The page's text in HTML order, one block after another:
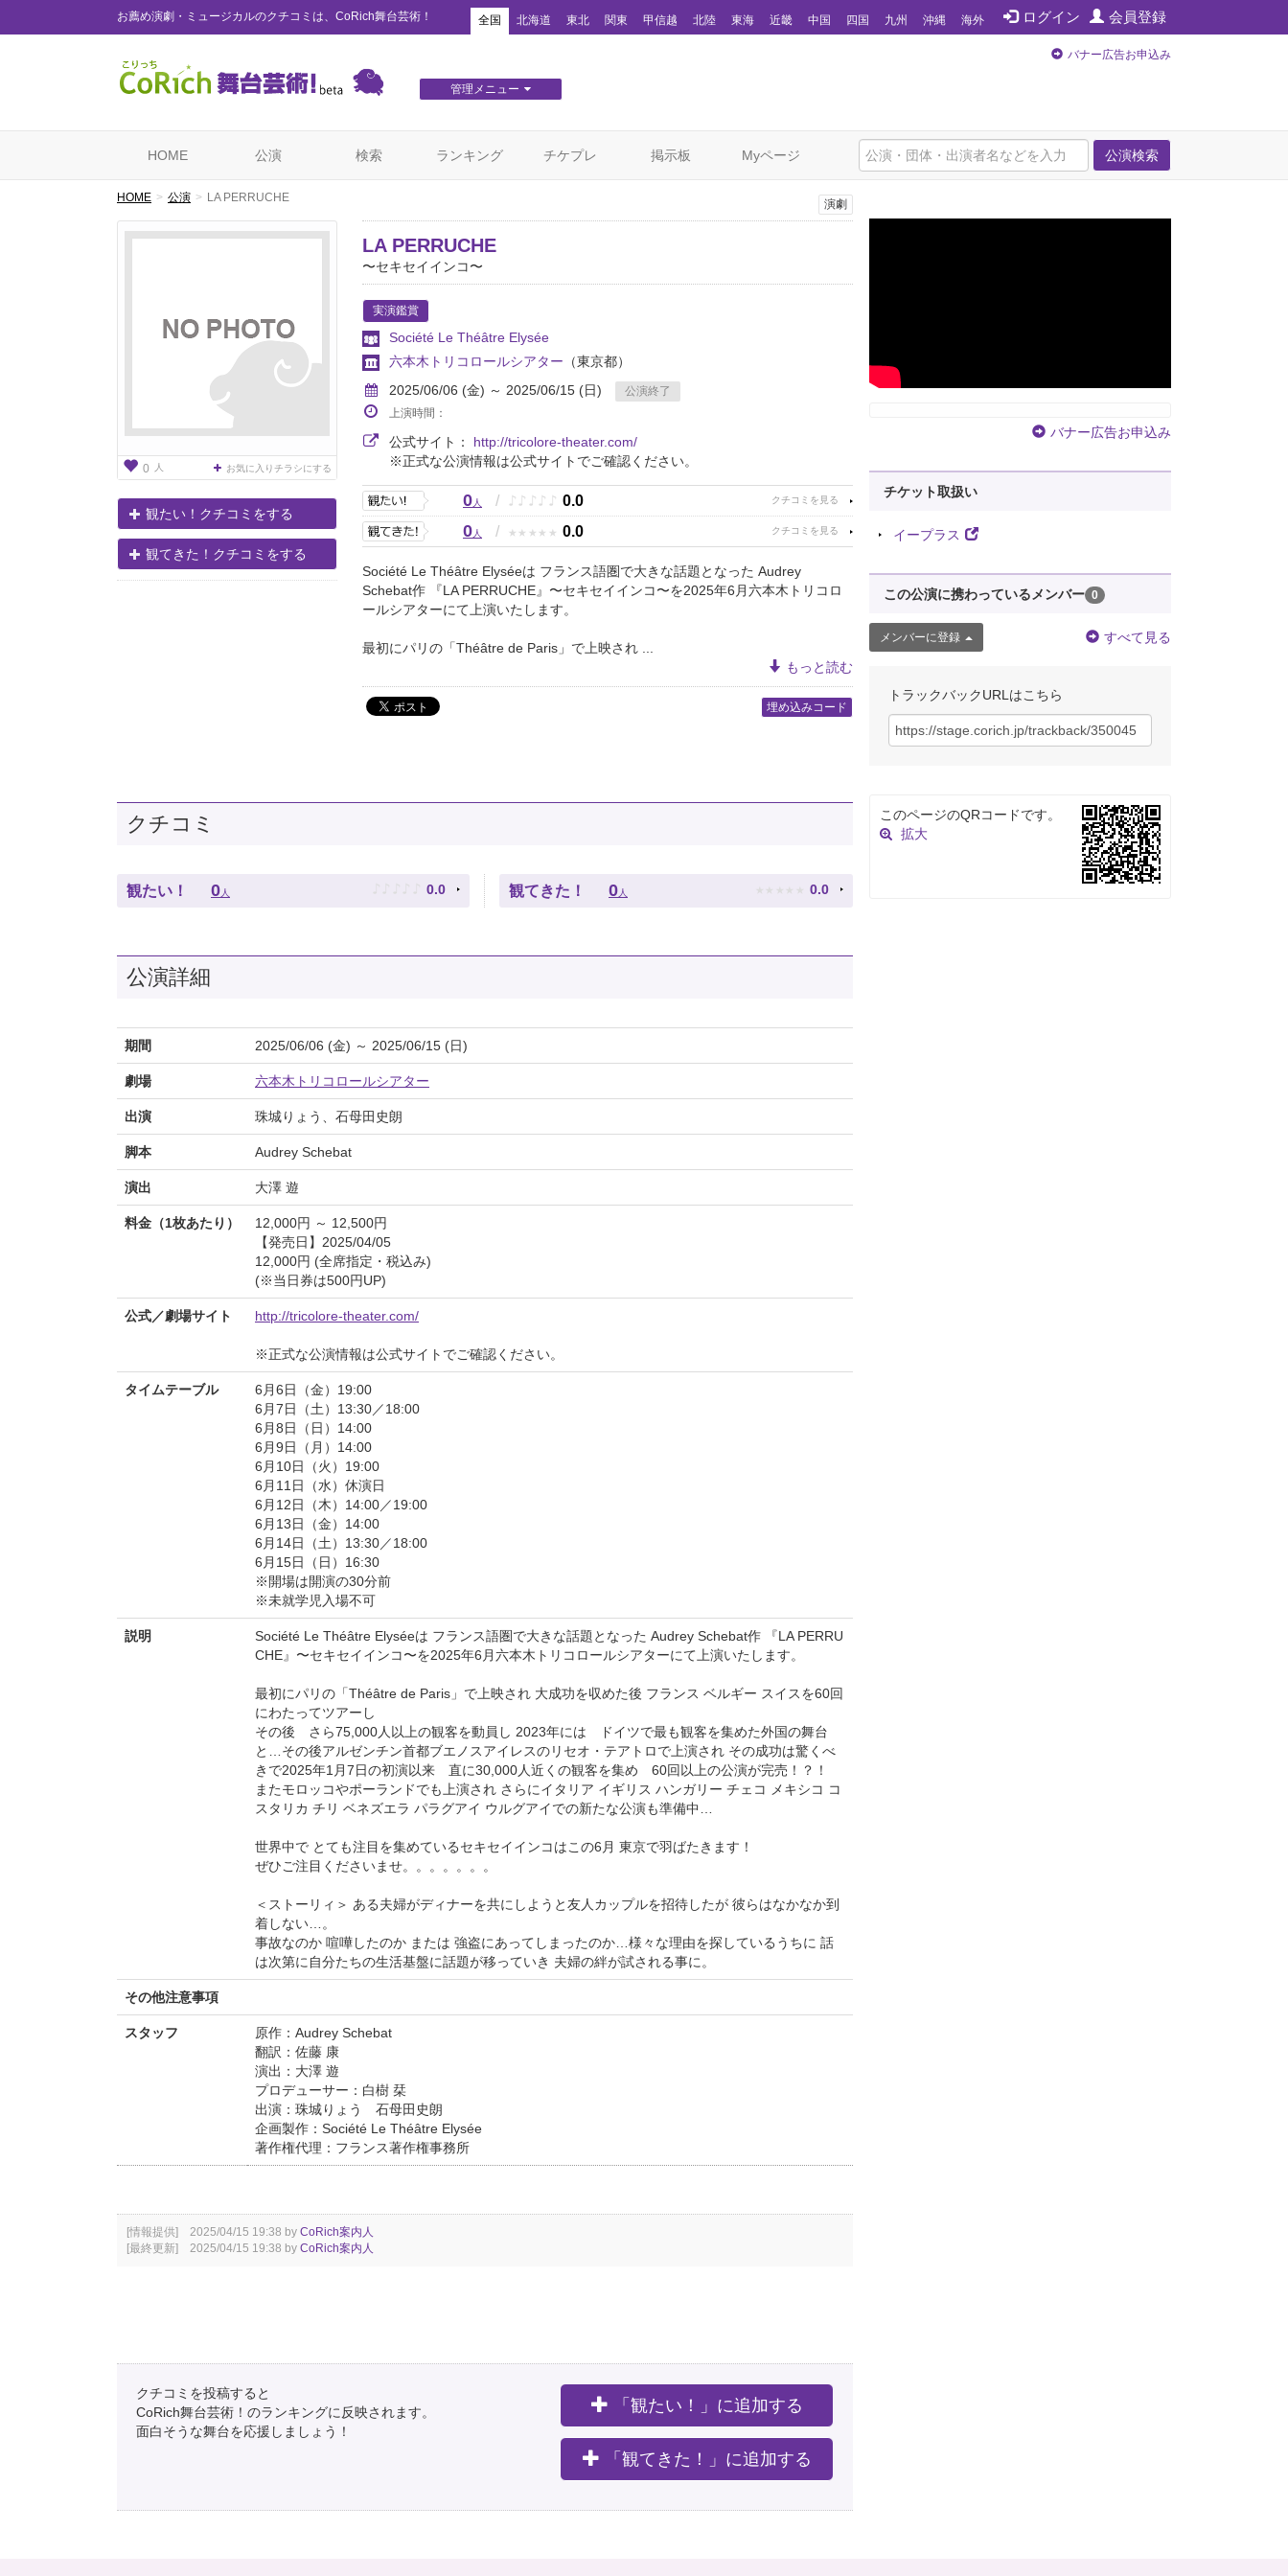
お薦め演劇・ミュージカルのクチコミは、CoRich舞台芸術！ ログイン 会員登録
全国 北海道 東北 関東 甲信越 北陸 東海 近畿 中国 四国 九州 沖縄 海外
管理メニュー
バナー広告お申込み
公演検索
HOME 公演 検索 ランキング チケプレ 掲示板 Myページ
HOME 公演 LA PERRUCHE
0 人 お気に入りチラシにする
観たい！クチコミをする
観てきた！クチコミをする
演劇
LA PERRUCHE
〜セキセイインコ〜
実演鑑賞
Société Le Théâtre Elysée
六本木トリコロールシアター （東京都）
2025/06/06 (金) ～ 2025/06/15 (日)
公演終了
上演時間：
公式サイト： http://tricolore-theater.com/
※正式な公演情報は公式サイトでご確認ください。
0人 / ♪ ♪ ♪ ♪ ♪ 0.0
0人 / ★ ★ ★ ★ ★ 0.0
Société Le Théâtre Elyséeは フランス語圏で大きな話題となった Audrey
Schebat作 『LA PERRUCHE』〜セキセイインコ〜を2025年6月六本木トリコロ
ールシアターにて上演いたします。
最初にパリの「Théâtre de Paris」で上映され ...
もっと読む
埋め込みコード
クチコミ
観たい！ 0 人 ♪ ♪ ♪ ♪ ♪ 0.0 観てきた！ 0 人 ★ ★ ★ ★ ★ 0.0
公演詳細
期間 2025/06/06 (金) ～ 2025/06/15 (日)
劇場 六本木トリコロールシアター
出演 珠城りょう、石母田史朗
脚本 Audrey Schebat
演出 大澤 遊
料金（1枚あたり）
12,000円 ～ 12,500円
【発売日】2025/04/05
12,000円 (全席指定・税込み)
(※当日券は500円UP)
公式／劇場サイト http://tricolore-theater.com/
※正式な公演情報は公式サイトでご確認ください。
タイムテーブル
6月6日（金）19:00
6月7日（土）13:30／18:00
6月8日（日）14:00
6月9日（月）14:00
6月10日（火）19:00
6月11日（水）休演日
6月12日（木）14:00／19:00
6月13日（金）14:00
6月14日（土）13:30／18:00
6月15日（日）16:30
※開場は開演の30分前
※未就学児入場不可
説明
Société Le Théâtre Elyséeは フランス語圏で大きな話題となった Audrey Schebat作 『LA PERRU
CHE』〜セキセイインコ〜を2025年6月六本木トリコロールシアターにて上演いたします。
最初にパリの「Théâtre de Paris」で上映され 大成功を収めた後 フランス ベルギー スイスを60回
にわたってツアーし
その後 さら75,000人以上の観客を動員し 2023年には ドイツで最も観客を集めた外国の舞台
と…その後アルゼンチン首都ブエノスアイレスのリセオ・テアトロで上演され その成功は驚くべ
きで2025年1月7日の初演以来 直に30,000人近くの観客を集め 60回以上の公演が完売！？！
またモロッコやポーランドでも上演され さらにイタリア イギリス ハンガリー チェコ メキシコ コ
スタリカ チリ ベネズエラ パラグアイ ウルグアイでの新たな公演も準備中…
世界中で とても注目を集めているセキセイインコはこの6月 東京で羽ばたきます！
ぜひご注目くださいませ。。。。。。。
＜ストーリィ＞ ある夫婦がディナーを共にしようと友人カップルを招待したが 彼らはなかなか到
着しない…。
事故なのか 喧嘩したのか または 強盗にあってしまったのか…様々な理由を探しているうちに 話
は次第に自分たちの生活基盤に話題が移っていき 夫婦の絆が試される事に。
その他注意事項
スタッフ
原作：Audrey Schebat
翻訳：佐藤 康
演出：大澤 遊
プロデューサー：白樹 栞
出演：珠城りょう 石母田史朗
企画製作：Société Le Théâtre Elysée
著作権代理：フランス著作権事務所
[情報提供] 2025/04/15 19:38 by CoRich案内人
[最終更新] 2025/04/15 19:38 by CoRich案内人
クチコミを投稿すると
CoRich舞台芸術！のランキングに反映されます。
面白そうな舞台を応援しましょう！
「観たい！」に追加する
「観てきた！」に追加する
バナー広告お申込み
チケット取扱い
イープラス
この公演に携わっているメンバー 0
メンバーに登録 すべて見る
トラックバックURLはこちら
このページのQRコードです。
拡大